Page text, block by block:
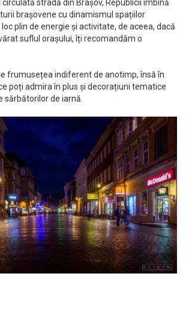
stradă din Brașov, Republicii îmbină
brașovene cu dinamismul spațiilor
plin de energie și activitate, de aceea, dacă
suflul orașului, îți recomandăm o
frumusețea indiferent de anotimp, însă în
poți admira în plus și decorațiuni tematice
sărbătorilor de iarnă.